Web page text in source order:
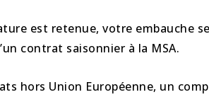
est retenue, votre embauche
contrat saisonnier à la MSA.
hors Union Européenne, un